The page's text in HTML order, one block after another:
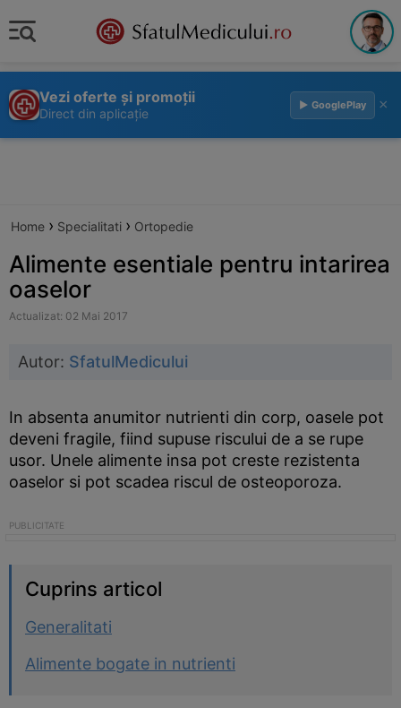
Vezi oferte și promoții
Direct din aplicație
▶ GooglePlay ×
Home › Specialitati › Ortopedie
Alimente esentiale pentru intarirea
oaselor
Actualizat: 02 Mai 2017
Autor: SfatulMedicului
In absenta anumitor nutrienti din corp, oasele pot
deveni fragile, fiind supuse riscului de a se rupe
usor. Unele alimente insa pot creste rezistenta
oaselor si pot scadea riscul de osteoporoza.
Cuprins articol
Generalitati
Alimente bogate in nutrienti